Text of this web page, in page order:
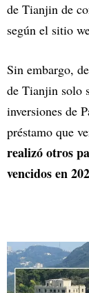
de Tianjin de
según el sitio
Sin embargo,
de Tianjin solo
inversiones de
préstamo que
realizó otros
vencidos en